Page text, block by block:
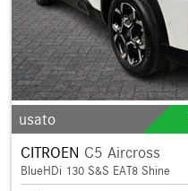
usato
CITROEN C5 Aircross
BlueHDi 130 S&S EAT8 Shine